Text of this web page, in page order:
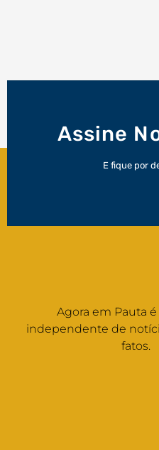
Assine
E fique por
Agora em Pauta
independente de
fatos.